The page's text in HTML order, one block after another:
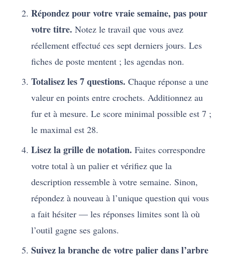
Répondez pour votre vraie semaine, pas pour
votre titre. Notez le travail que vous avez
réellement effectué ces sept derniers jours. Les
fiches de poste mentent ; les agendas non.
Totalisez les 7 questions. Chaque réponse a une
valeur en points entre crochets. Additionnez au
fur et à mesure. Le score minimal possible est 7 ;
le maximal est 28.
Lisez la grille de notation. Faites correspondre
votre total à un palier et vérifiez que la
description ressemble à votre semaine. Sinon,
répondez à nouveau à l’unique question qui vous
a fait hésiter — les réponses limites sont là où
l’outil gagne ses galons.
Suivez la branche de votre palier dans l’arbre